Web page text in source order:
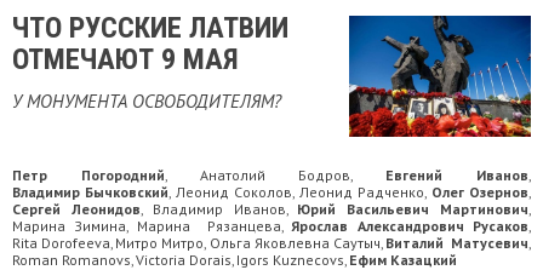
ЧТО РУССКИЕ ЛАТВИИ
ОТМЕЧАЮТ 9 МАЯ
У МОНУМЕНТА ОСВОБОДИТЕЛЯМ?
Петр Погородний Анатолий Бодров Евгений Иванов
Владимир Бычковский Леонид Соколов Леонид Радченко Олег Озернов
Сергей Леонидов Владимир Иванов Юрий Васильевич Мартинович
Марина Зимина Марина Рязанцева Ярослав Александрович Русаков
Rita Dorofeeva Митро Митро Ольга Яковлевна Саутыч Виталий Матусевич
Roman Romanovs Victoria Dorais Igors Kuznecovs Ефим Казацкий